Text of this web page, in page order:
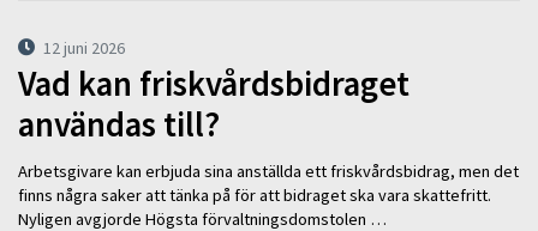
12 juni 2026
Vad kan friskvårdsbidraget
användas till?
Arbetsgivare kan erbjuda sina anställda ett friskvårdsbidrag, men det
finns några saker att tänka på för att bidraget ska vara skattefritt.
Nyligen avgjorde Högsta förvaltningsdomstolen …